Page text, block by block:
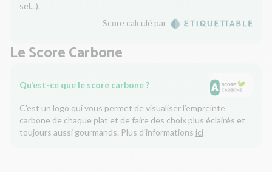
sel...).
Score calculé par
Le Score Carbone
Qu’est-ce que le score carbone ?
C'est un logo qui vous permet de visualiser l’empreinte
carbone de chaque plat et de faire des choix plus éclairés et
toujours aussi gourmands. Plus d'informations ici